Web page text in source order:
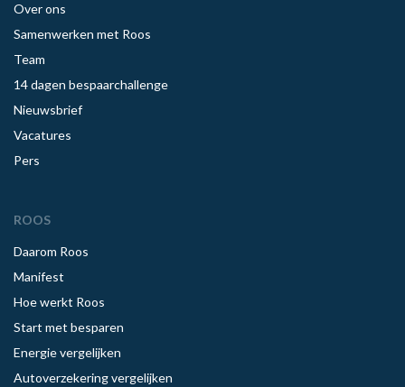
Over ons
Samenwerken met Roos
Team
14 dagen bespaarchallenge
Nieuwsbrief
Vacatures
Pers
ROOS
Daarom Roos
Manifest
Hoe werkt Roos
Start met besparen
Energie vergelijken
Autoverzekering vergelijken